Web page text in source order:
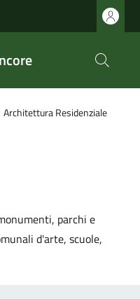
Architettura Residenziale
parchi e
d'arte, scuole,